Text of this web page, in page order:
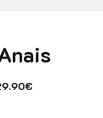
precio original era:
€El precio